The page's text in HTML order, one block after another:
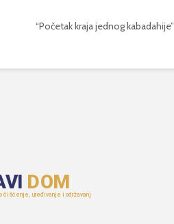
“Početak kraja jednog kabadahije”